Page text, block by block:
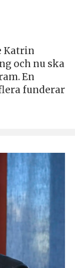
Katrin
och nu ska
En
funderar